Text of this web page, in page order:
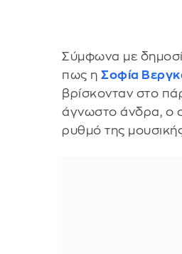
Σύμφωνα με
πως ηΣοφία
βρίσκονταν στο
άγνωστο άνδρα, ο
ρυθμό της